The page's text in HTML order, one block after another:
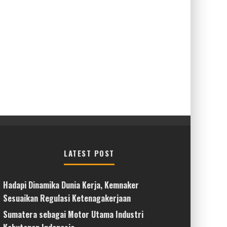
LATEST POST
Hadapi Dinamika Dunia Kerja, Kemnaker
Sesuaikan Regulasi Ketenagakerjaan
Sumatera sebagai Motor Utama Industri